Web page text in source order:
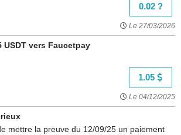
0.02 ?
Le 27/03/2026
USDT vers Faucetpay
1.05
Le 04/12/2025
mettre la preuve du 12/09/25 un paiement